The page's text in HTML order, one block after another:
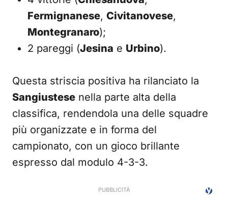
Fermignanese, Civitanovese,
Montegranaro);
2 pareggi (Jesina e Urbino).
Questa striscia positiva ha rilanciato la
Sangiustese nella parte alta della
classifica, rendendola una delle squadre
più organizzate e in forma del
campionato, con un gioco brillante
espresso dal modulo 4-3-3.